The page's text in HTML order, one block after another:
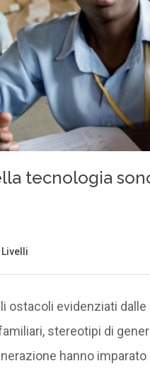
ostacoli evidenziati
stereotipi di
hanno